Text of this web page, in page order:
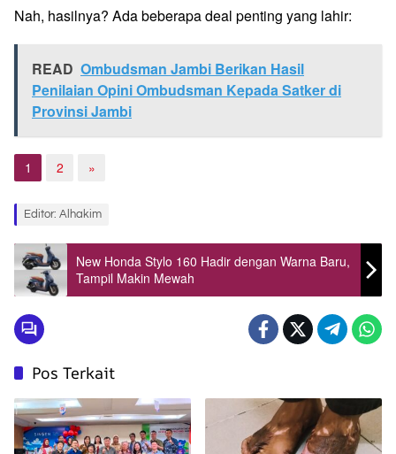
Nah, hasilnya? Ada beberapa deal penting yang lahir:
READ Ombudsman Jambi Berikan Hasil
Penilaian Opini Ombudsman Kepada Satker di
Provinsi Jambi
1 2 »
Editor: Alhakim
New Honda Stylo 160 Hadir dengan Warna Baru,
Tampil Makin Mewah
Pos Terkait